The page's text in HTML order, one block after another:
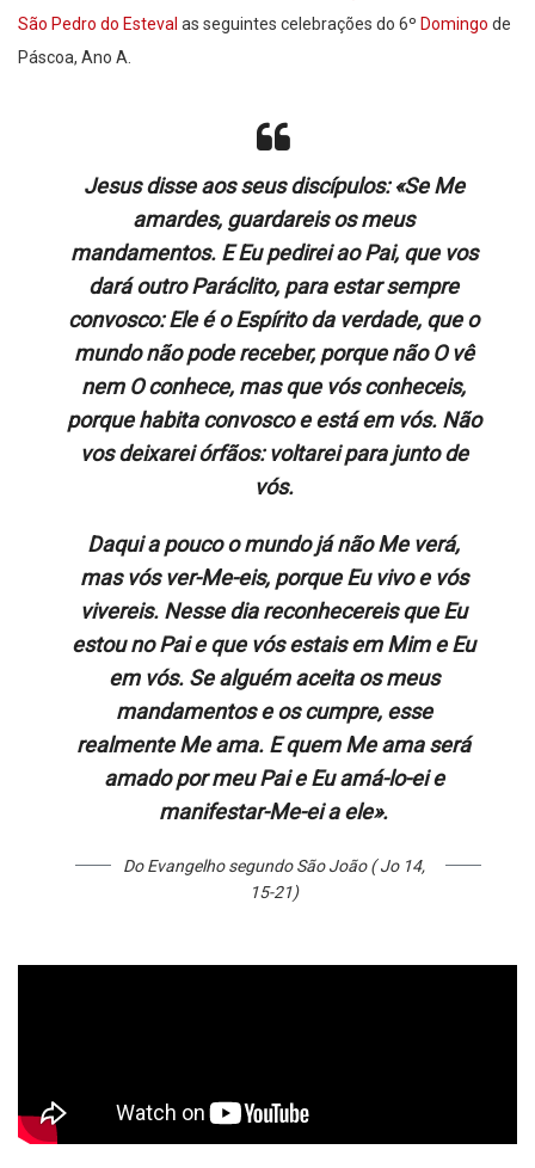
São Pedro do Esteval as seguintes celebrações do 6º Domingo de
Páscoa, Ano A.
Jesus disse aos seus discípulos: «Se Me
amardes, guardareis os meus
mandamentos. E Eu pedirei ao Pai, que vos
dará outro Paráclito, para estar sempre
convosco: Ele é o Espírito da verdade, que o
mundo não pode receber, porque não O vê
nem O conhece, mas que vós conheceis,
porque habita convosco e está em vós. Não
vos deixarei órfãos: voltarei para junto de
vós.
Daqui a pouco o mundo já não Me verá,
mas vós ver-Me-eis, porque Eu vivo e vós
vivereis. Nesse dia reconhecereis que Eu
estou no Pai e que vós estais em Mim e Eu
em vós. Se alguém aceita os meus
mandamentos e os cumpre, esse
realmente Me ama. E quem Me ama será
amado por meu Pai e Eu amá-lo-ei e
manifestar-Me-ei a ele».
Do Evangelho segundo São João ( Jo 14,
15-21)